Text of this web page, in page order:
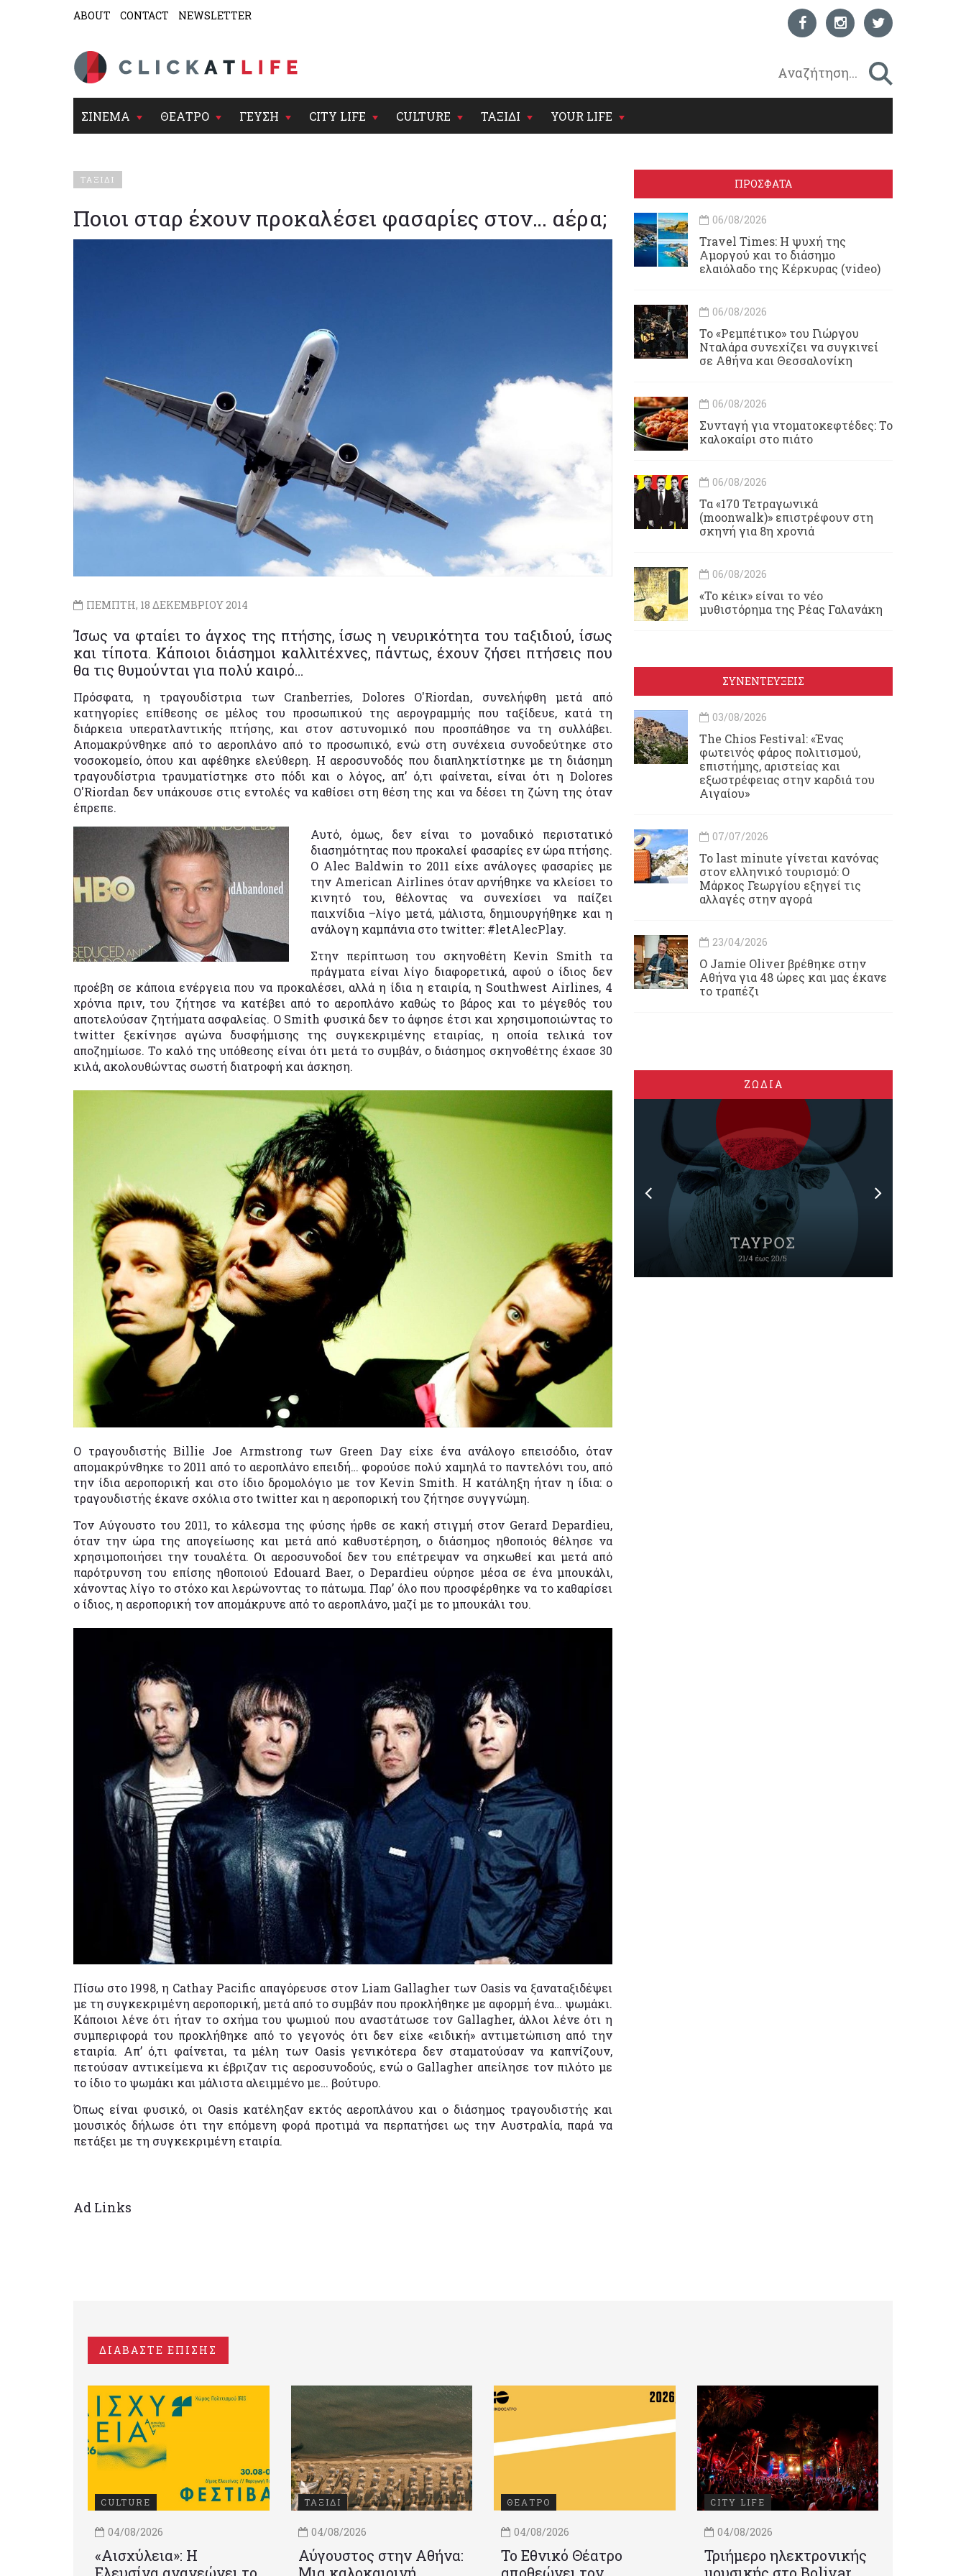
ABOUT CONTACT NEWSLETTER
ΣΙΝΕΜΑ ΘΕΑΤΡΟ ΓΕΥΣΗ CITY LIFE CULTURE ΤΑΞΙΔΙ YOUR LIFE
ΤΑΞΙΔΙ
Ποιοι σταρ έχουν προκαλέσει φασαρίες στον… αέρα;
ΠΕΜΠΤΗ, 18 ΔΕΚΕΜΒΡΙΟΥ 2014
Ίσως να φταίει το άγχος της πτήσης, ίσως η νευρικότητα του ταξιδιού, ίσως
και τίποτα. Κάποιοι διάσημοι καλλιτέχνες, πάντως, έχουν ζήσει πτήσεις που
θα τις θυμούνται για πολύ καιρό…
Πρόσφατα, η τραγουδίστρια των Cranberries, Dolores O'Riordan, συνελήφθη μετά από
κατηγορίες επίθεσης σε μέλος του προσωπικού της αερογραμμής που ταξίδευε, κατά τη
διάρκεια υπερατλαντικής πτήσης, και στον αστυνομικό που προσπάθησε να τη συλλάβει.
Απομακρύνθηκε από το αεροπλάνο από το προσωπικό, ενώ στη συνέχεια συνοδεύτηκε στο
νοσοκομείο, όπου και αφέθηκε ελεύθερη. Η αεροσυνοδός που διαπληκτίστηκε με τη διάσημη
τραγουδίστρια τραυματίστηκε στο πόδι και ο λόγος, απ’ ό,τι φαίνεται, είναι ότι η Dolores
O'Riordan δεν υπάκουσε στις εντολές να καθίσει στη θέση της και να δέσει τη ζώνη της όταν
έπρεπε.
Αυτό, όμως, δεν είναι το μοναδικό περιστατικό
διασημότητας που προκαλεί φασαρίες εν ώρα πτήσης.
Ο Alec Baldwin το 2011 είχε ανάλογες φασαρίες με
την American Airlines όταν αρνήθηκε να κλείσει το
κινητό του, θέλοντας να συνεχίσει να παίζει
παιχνίδια –λίγο μετά, μάλιστα, δημιουργήθηκε και η
ανάλογη καμπάνια στο twitter: #letAlecPlay.
Στην περίπτωση του σκηνοθέτη Kevin Smith τα
πράγματα είναι λίγο διαφορετικά, αφού ο ίδιος δεν
προέβη σε κάποια ενέργεια που να προκαλέσει, αλλά η ίδια η εταιρία, η Southwest Airlines, 4
χρόνια πριν, του ζήτησε να κατέβει από το αεροπλάνο καθώς το βάρος και το μέγεθός του
αποτελούσαν ζητήματα ασφαλείας. Ο Smith φυσικά δεν το άφησε έτσι και χρησιμοποιώντας το
twitter ξεκίνησε αγώνα δυσφήμισης της συγκεκριμένης εταιρίας, η οποία τελικά τον
αποζημίωσε. Το καλό της υπόθεσης είναι ότι μετά το συμβάν, ο διάσημος σκηνοθέτης έχασε 30
κιλά, ακολουθώντας σωστή διατροφή και άσκηση.
Ο τραγουδιστής Billie Joe Armstrong των Green Day είχε ένα ανάλογο επεισόδιο, όταν
απομακρύνθηκε το 2011 από το αεροπλάνο επειδή… φορούσε πολύ χαμηλά το παντελόνι του, από
την ίδια αεροπορική και στο ίδιο δρομολόγιο με τον Kevin Smith. Η κατάληξη ήταν η ίδια: ο
τραγουδιστής έκανε σχόλια στο twitter και η αεροπορική του ζήτησε συγγνώμη.
Τον Αύγουστο του 2011, το κάλεσμα της φύσης ήρθε σε κακή στιγμή στον Gerard Depardieu,
όταν την ώρα της απογείωσης και μετά από καθυστέρηση, ο διάσημος ηθοποιός θέλησε να
χρησιμοποιήσει την τουαλέτα. Οι αεροσυνοδοί δεν του επέτρεψαν να σηκωθεί και μετά από
παρότρυνση του επίσης ηθοποιού Edouard Baer, ο Depardieu ούρησε μέσα σε ένα μπουκάλι,
χάνοντας λίγο το στόχο και λερώνοντας το πάτωμα. Παρ’ όλο που προσφέρθηκε να το καθαρίσει
ο ίδιος, η αεροπορική τον απομάκρυνε από το αεροπλάνο, μαζί με το μπουκάλι του.
Πίσω στο 1998, η Cathay Pacific απαγόρευσε στον Liam Gallagher των Oasis να ξαναταξιδέψει
με τη συγκεκριμένη αεροπορική, μετά από το συμβάν που προκλήθηκε με αφορμή ένα… ψωμάκι.
Κάποιοι λένε ότι ήταν το σχήμα του ψωμιού που αναστάτωσε τον Gallagher, άλλοι λένε ότι η
συμπεριφορά του προκλήθηκε από το γεγονός ότι δεν είχε «ειδική» αντιμετώπιση από την
εταιρία. Απ’ ό,τι φαίνεται, τα μέλη των Oasis γενικότερα δεν σταματούσαν να καπνίζουν,
πετούσαν αντικείμενα κι έβριζαν τις αεροσυνοδούς, ενώ ο Gallagher απείλησε τον πιλότο με
το ίδιο το ψωμάκι και μάλιστα αλειμμένο με… βούτυρο.
Όπως είναι φυσικό, οι Oasis κατέληξαν εκτός αεροπλάνου και ο διάσημος τραγουδιστής και
μουσικός δήλωσε ότι την επόμενη φορά προτιμά να περπατήσει ως την Αυστραλία, παρά να
πετάξει με τη συγκεκριμένη εταιρία.
Ad Links
ΠΡΟΣΦΑΤΑ
06/08/2026
Travel Times: H ψυχή της
Αμοργού και το διάσημο
ελαιόλαδο της Κέρκυρας (video)
06/08/2026
Το «Ρεμπέτικο» του Γιώργου
Νταλάρα συνεχίζει να συγκινεί
σε Αθήνα και Θεσσαλονίκη
06/08/2026
Συνταγή για ντοματοκεφτέδες: Το
καλοκαίρι στο πιάτο
06/08/2026
Τα «170 Τετραγωνικά
(moonwalk)» επιστρέφουν στη
σκηνή για 8η χρονιά
06/08/2026
«Το κέικ» είναι το νέο
μυθιστόρημα της Ρέας Γαλανάκη
ΣΥΝΕΝΤΕΥΞΕΙΣ
03/08/2026
Τhe Chios Festival: «Ένας
φωτεινός φάρος πολιτισμού,
επιστήμης, αριστείας και
εξωστρέφειας στην καρδιά του
Αιγαίου»
07/07/2026
Το last minute γίνεται κανόνας
στον ελληνικό τουρισμό: Ο
Μάρκος Γεωργίου εξηγεί τις
αλλαγές στην αγορά
23/04/2026
Ο Jamie Oliver βρέθηκε στην
Αθήνα για 48 ώρες και μας έκανε
το τραπέζι
ΖΩΔΙΑ
ΔΙΑΒΑΣΤΕ ΕΠΙΣΗΣ
CULTURE
04/08/2026
«Αισχύλεια»: Η
ΤΑΞΙΔΙ
04/08/2026
Αύγουστος στην Αθήνα:
ΘΕΑΤΡΟ
04/08/2026
Το Εθνικό Θέατρο
CITY LIFE
04/08/2026
Τριήμερο ηλεκτρονικής